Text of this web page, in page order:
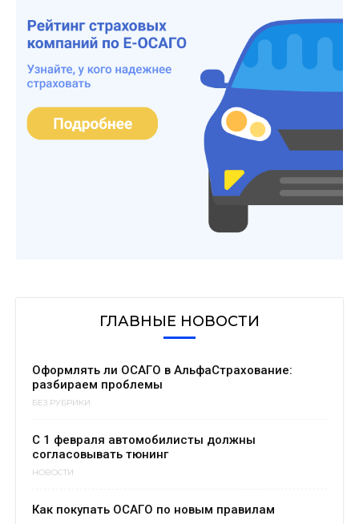
ГЛАВНЫЕ НОВОСТИ
Оформлять ли ОСАГО в АльфаСтрахование:
разбираем проблемы
БЕЗ РУБРИКИ
С 1 февраля автомобилисты должны
согласовывать тюнинг
НОВОСТИ
Как покупать ОСАГО по новым правилам